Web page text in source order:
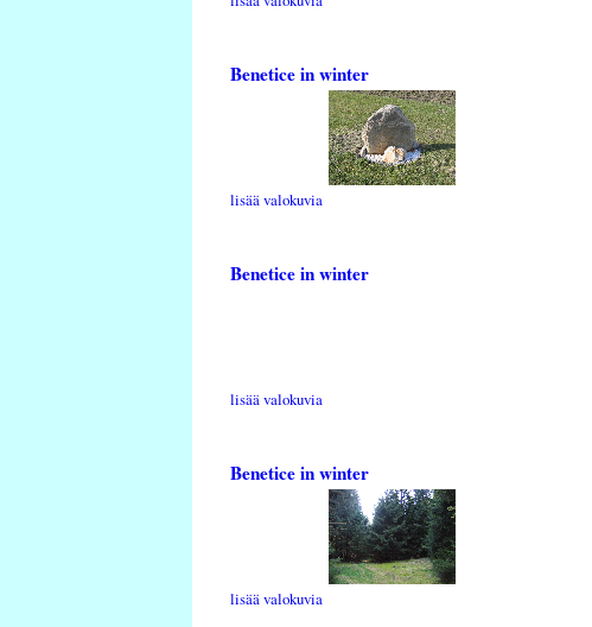
Benetice in winter
lisää valokuvia
Benetice in winter
lisää valokuvia
Benetice in winter
lisää valokuvia